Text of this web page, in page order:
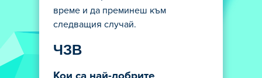
време и да преминеш към
следващия случай.
ЧЗВ